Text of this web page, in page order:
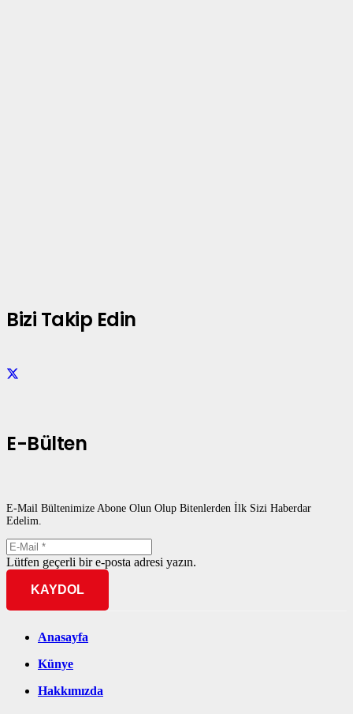
Bizi Takip Edin
E-Bülten
E-Mail Bültenimize Abone Olun Olup Bitenlerden İlk Sizi Haberdar
Edelim.
Lütfen geçerli bir e-posta adresi yazın.
KAYDOL
Anasayfa
Künye
Hakkımızda